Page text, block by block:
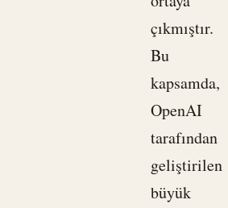
çıkmıştır.
Bu
kapsamda,
OpenAI
tarafından
geliştirilen
büyük